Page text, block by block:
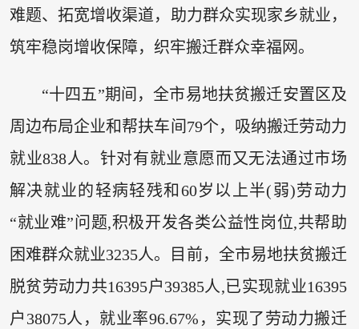
难题、拓宽增收渠道，助力群众实现家乡就业，
筑牢稳岗增收保障，织牢搬迁群众幸福网。
“十四五”期间，全市易地扶贫搬迁安置区及
周边布局企业和帮扶车间79个，吸纳搬迁劳动力
就业838人。针对有就业意愿而又无法通过市场
解决就业的轻病轻残和60岁以上半(弱)劳动力
“就业难”问题,积极开发各类公益性岗位,共帮助
困难群众就业3235人。目前，全市易地扶贫搬迁
脱贫劳动力共16395户39385人,已实现就业16395
户38075人，就业率96.67%，实现了劳动力搬迁